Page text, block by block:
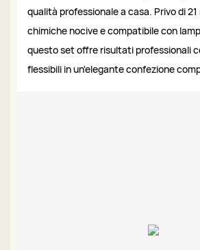
qualità professionale a casa. Privo di
chimiche nocive e compatibile con
questo set offre risultati professionali
flessibili in un'elegante confezione